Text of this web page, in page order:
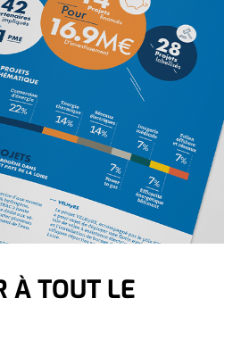
À TOUT LE